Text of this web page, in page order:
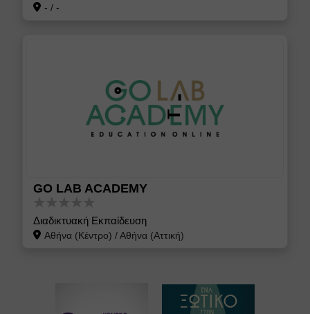
- / -
GO LAB ACADEMY
Διαδικτυακή Εκπαίδευση
Αθήνα (Κέντρο) /Αθήνα (Αττική)